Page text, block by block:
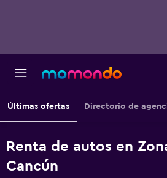
Últimas ofertas Directorio de
Renta de autos en
Cancún